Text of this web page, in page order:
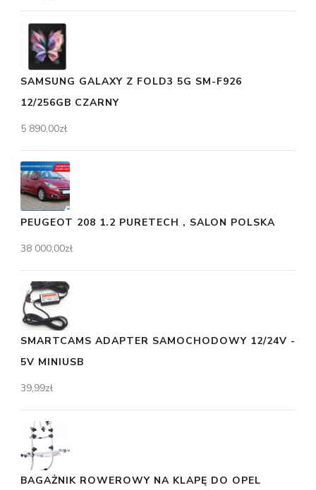
SAMSUNG GALAXY Z FOLD3 5G SM-F926
12/256GB CZARNY
5 890,00zł
PEUGEOT 208 1.2 PURETECH , SALON POLSKA
38 000,00zł
SMARTCAMS ADAPTER SAMOCHODOWY 12/24V -
5V MINIUSB
39,99zł
BAGAŻNIK ROWEROWY NA KLAPĘ DO OPEL